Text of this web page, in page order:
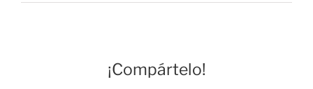
¡Compártelo!